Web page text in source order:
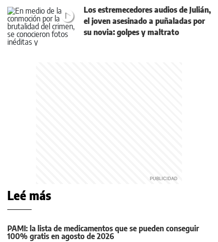
Los estremecedores audios de Julián,
el joven asesinado a puñaladas por
su novia: golpes y maltrato
Leé más
PAMI: la lista de medicamentos que se pueden conseguir
100% gratis en agosto de 2026